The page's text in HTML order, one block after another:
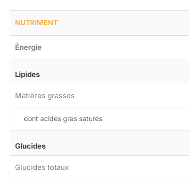
NUTRIMENT
Énergie
Lipides
Matières grasses
dont acides gras saturés
Glucides
Glucides totaux